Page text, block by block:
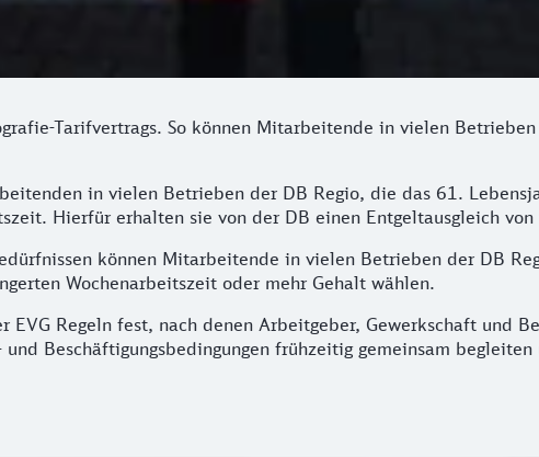
Tarifvertrags. So können Mitarbeitende in vielen
in vielen Betrieben der DB Regio, die das 61.
Hierfür erhalten sie von der DB einen Entgeltausgleich
können Mitarbeitende in vielen Betrieben der DB
Wochenarbeitszeit oder mehr Gehalt wählen.
Regeln fest, nach denen Arbeitgeber, Gewerkschaft und
Beschäftigungsbedingungen frühzeitig gemeinsam